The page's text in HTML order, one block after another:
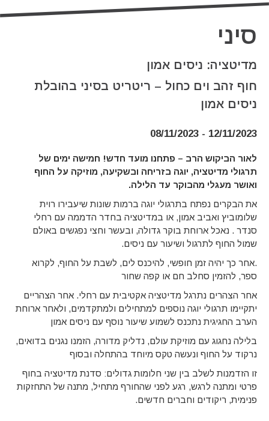
סיני
מדיטציה: ניסים אמון
חוף זהב וים כחול – ריטריט בסיני בהובלת
ניסים אמון
12/11/2023 - 08/11/2023
לאור הביקוש הרב – פתחנו מועד חדש! חמישה ימים של
תרגולי מדיטציה, יוגה בזריחה ובשקיעה, מוזיקה על החוף
ואושר מעגלי מהבוקר עד הלילה.
את הבקרים נפתח בתרגולי יוגה ברמות שונות שיעבירו רוית
שלומוביץ ואביב אמון, או במדיטציה בחדר הדממה עם רחלי
סנדר . נאכל ארוחת בוקר גדולה, ובעשר וחצי נפגשים באולם
שמול החוף לתרגול ושיעור עם ניסים.
.אחר כך יהיה זמן חופשי, להיכנס לים, לשבת על החוף, לקרוא
ספר, להזמין סחלב חם או קפה שחור
אחר הצהרים נתרגל מדיטציה אקטיבית עם רחלי. אחר הצהריים
יתקיימו תרגולי יוגה נוספים למתחילים ולמתקדמים, ולאחר ארוחת
הערב החגיגית נתכנס לשמוע שיעור נוסף עם ניסים אמון
בלילה נחגוג עם מוזיקת עולם, נדליק מדורה, הזמנו נגנים בדואים,
נרקוד על החוף ונעשה טקס מיוחד בהתחלה ובסוף
זו הזדמנות לשלב בין שני חלומות גדולים: סדנת מדיטציה בחוף
פרטי ומתנה לרגש, רגע לפני שהחורף מתחיל, מתנה של התחזקות
פנימית, ריקודים וחברים חדשים.